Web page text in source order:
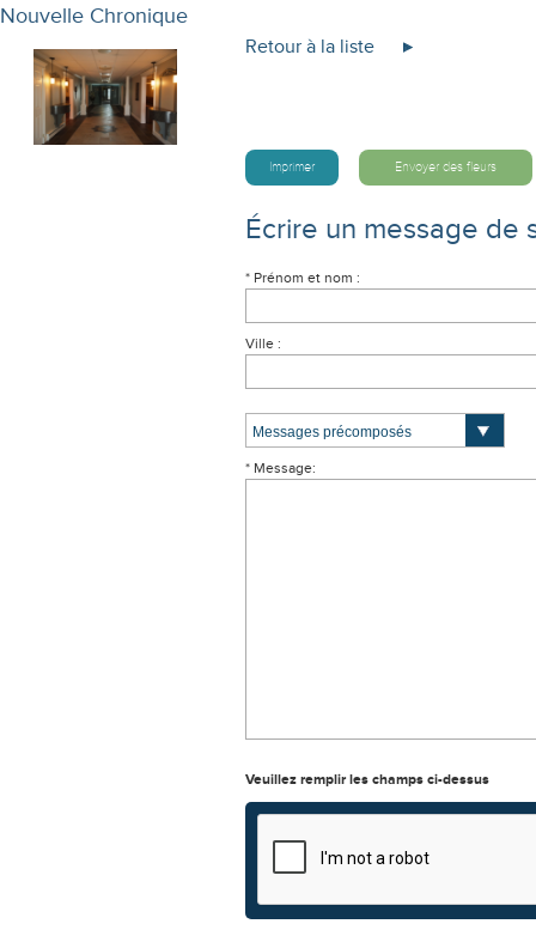
Retour à la liste
Imprimer Envoyer des fleurs
Écrire un message de
* Prénom et nom :
Ville :
* Message:
Veuillez remplir les champs ci-dessus
Nouvelle Chronique